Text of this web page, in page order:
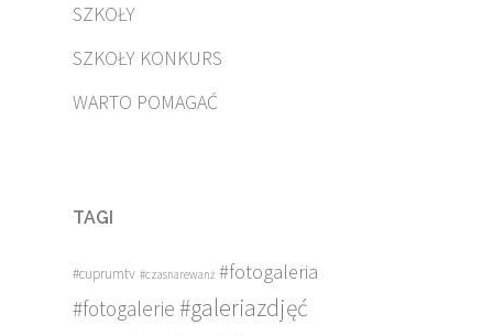
SZKOŁY
SZKOŁY KONKURS
WARTO POMAGAĆ
TAGI
#cuprumtv #czasnarewanż #fotogaleria
#fotogalerie #galeriazdjęć